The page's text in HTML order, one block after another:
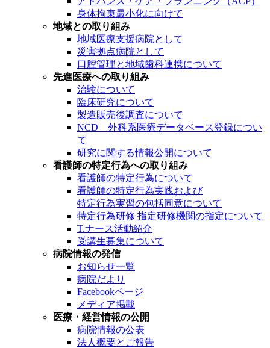
身体拘束最小化に向けて
地域との取り組み
地域医療支援病院として
災害拠点病院として
口腔管理と地域歯科連携について
先進医療への取り組み
治験について
臨床研究について
製造販売後調査について
NCD 外科系医療データベース登録につい
て
研究に関する情報公開について
看護師の特定行為への取り組み
看護師の特定行為について
看護師の特定行為実践および
特定行為実習の包括同意について
特定行為研修 指定研修機関の指定について
T.ナース活動紹介
受講生募集について
病院情報の発信
お知らせ一覧
病院だより
Facebookページ
メディア掲載
医療・経営情報の公開
病院情報の公表
法人概要とご報告